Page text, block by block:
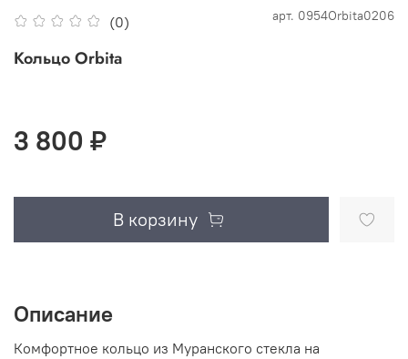
(0) арт. 0954Orbita0206
Кольцо Orbita
3 800 ₽
В корзину
Описание
Комфортное кольцо из Муранского стекла на